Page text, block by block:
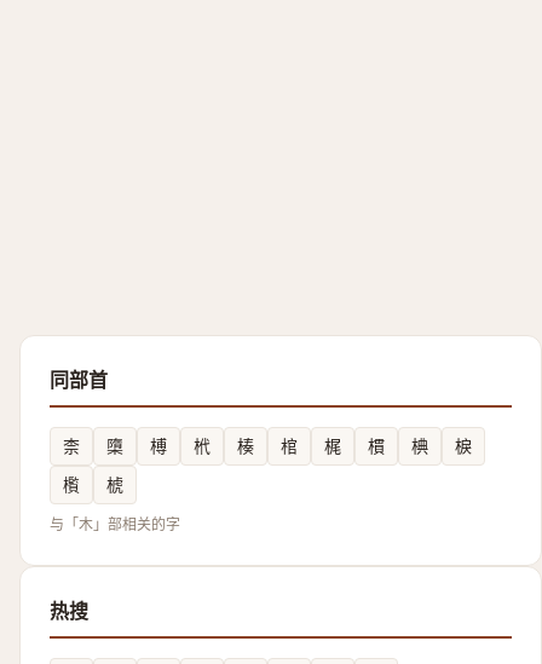
同部首
柰 㯐 榑 㭖 楱 棺 梶 樌 椣
棙
㰓
椃
与「木」部相关的字
热搜